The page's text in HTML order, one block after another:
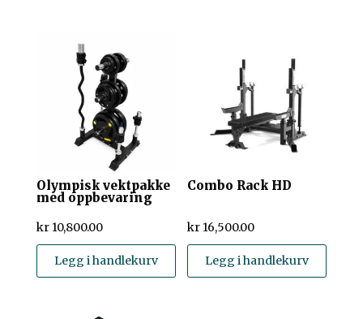
Olympisk vektpakke
med oppbevaring
kr10,800.00
Legg i handlekurv
Combo Rack HD
kr 16,500.00
Legg i handlekurv